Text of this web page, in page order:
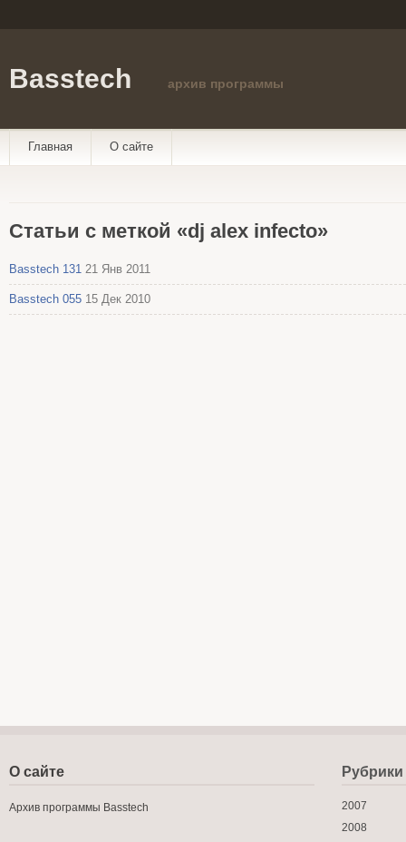
Basstech архив программы
Главная О сайте
Статьи с меткой «dj alex infecto»
Basstech 131 21 Янв 2011
Basstech 055 15 Дек 2010
О сайте
Архив программы Basstech
Рубрики
2007
2008